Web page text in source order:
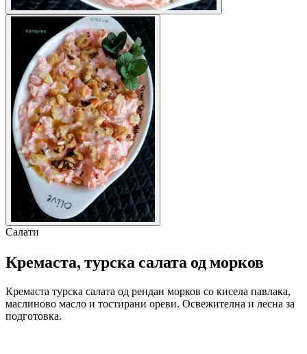
Салати
Кремаста, турска салата од морков
Кремаста турска салата од рендан морков со кисела павлака,
маслиново масло и тостирани ореви. Освежителна и лесна за
подготовка.